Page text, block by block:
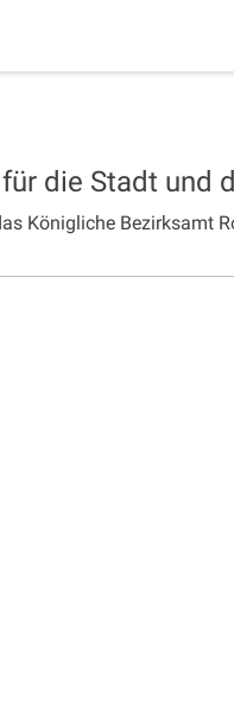
die Stadt und
Königliche Bezirksamt